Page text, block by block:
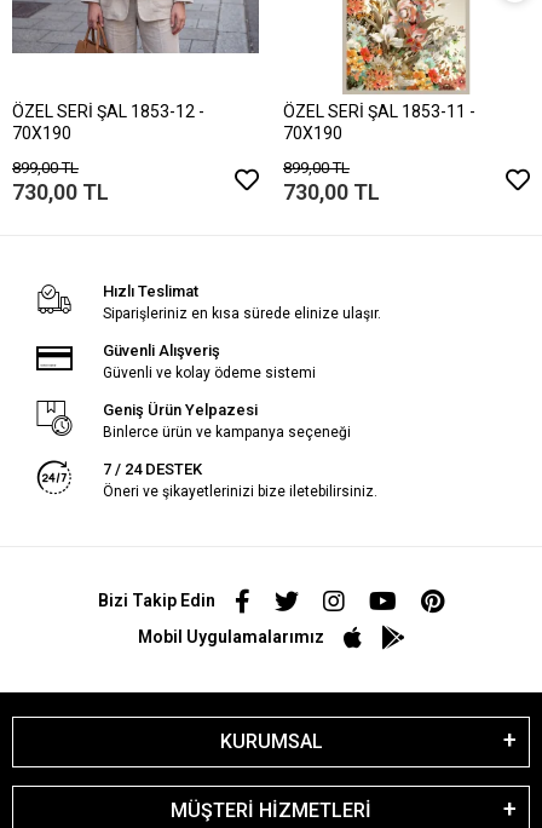
ÖZEL SERİ ŞAL 1853-12 -
70X190
899,00 TL
730,00 TL
ÖZEL SERİ ŞAL 1853-11 -
70X190
899,00 TL
730,00 TL
Hızlı Teslimat
Siparişleriniz en kısa sürede elinize ulaşır.
Güvenli Alışveriş
Güvenli ve kolay ödeme sistemi
Geniş Ürün Yelpazesi
Binlerce ürün ve kampanya seçeneği
7 / 24 DESTEK
Öneri ve şikayetlerinizi bize iletebilirsiniz.
Bizi Takip Edin
Mobil Uygulamalarımız
KURUMSAL
MÜŞTERİ HİZMETLERİ